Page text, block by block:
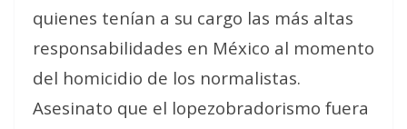
quienes tenían a su cargo las más altas
responsabilidades en México al momento
del homicidio de los normalistas.
Asesinato que el lopezobradorismo fuera